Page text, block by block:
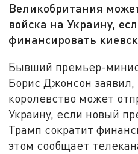
Великобритания
войска на Украину,
финансировать
Бывший премьер-
Борис Джонсон
королевство может
Украину, если новый
Трамп сократит
этом сообщает